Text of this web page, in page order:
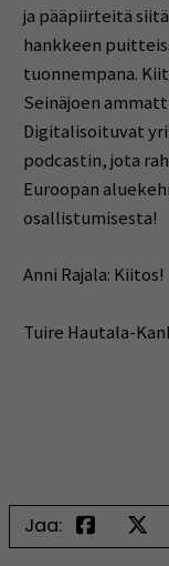
ja pääpiirteitä
hankkeen
tuonnempana.
Seinäjoen
Digitalisoituvat
podcastin, jota
Euroopan
osallistumisesta!
Anni Rajala: Kiitos!
Tuire Hautala-
Jaa: